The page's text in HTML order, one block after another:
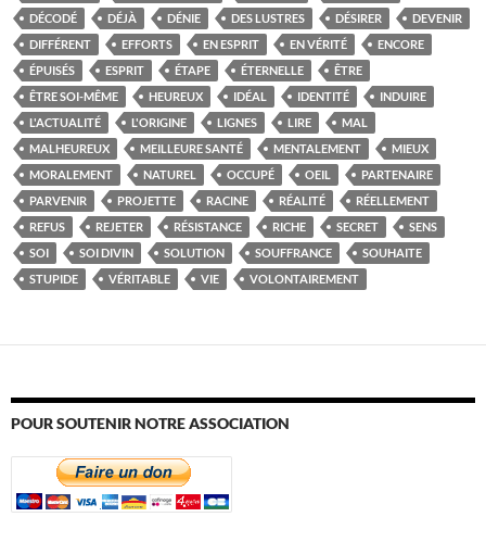
DÉCODÉ
DÉJÀ DÉNIE DES LUSTRES DÉSIRER
DEVENIR
DIFFÉRENT
EFFORTS EN ESPRIT EN VÉRITÉ
ENCORE
ÉPUISÉS
ESPRIT ÉTAPE ÉTERNELLE
ÊTRE
ÊTRE SOI-MÊME
HEUREUX IDÉAL IDENTITÉ
INDUIRE
L'ACTUALITÉ
L'ORIGINE LIGNES LIRE
MAL
MALHEUREUX
MEILLEURE SANTÉ MENTALEMENT
MIEUX
MORALEMENT
NATUREL OCCUPÉ OEIL
PARTENAIRE
PARVENIR
PROJETTE RACINE RÉALITÉ
RÉELLEMENT
REFUS
REJETER RÉSISTANCE RICHE SECRET
SENS
SOI
SOI DIVIN SOLUTION SOUFFRANCE
SOUHAITE
STUPIDE
VÉRITABLE VIE VOLONTAIREMENT
POUR SOUTENIR NOTRE ASSOCIATION